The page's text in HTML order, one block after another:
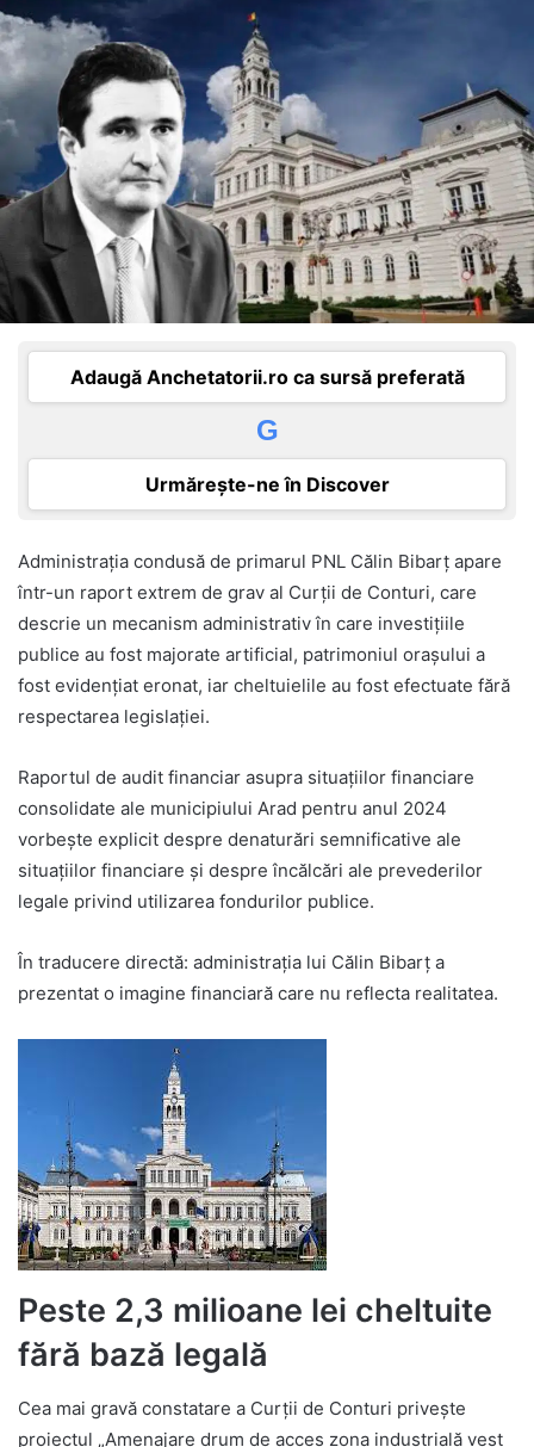
email
Adaugă Anchetatorii.ro ca sursă preferată
G
Urmărește-ne în Discover
Administrația condusă de primarul PNL Călin Bibarț apare
într-un raport extrem de grav al Curții de Conturi, care
descrie un mecanism administrativ în care investițiile
publice au fost majorate artificial, patrimoniul orașului a
fost evidențiat eronat, iar cheltuielile au fost efectuate fără
respectarea legislației.
Raportul de audit financiar asupra situațiilor financiare
consolidate ale municipiului Arad pentru anul 2024
vorbește explicit despre denaturări semnificative ale
situațiilor financiare și despre încălcări ale prevederilor
legale privind utilizarea fondurilor publice.
În traducere directă: administrația lui Călin Bibarț a
prezentat o imagine financiară care nu reflecta realitatea.
Peste 2,3 milioane lei cheltuite
fără bază legală
Cea mai gravă constatare a Curții de Conturi privește
proiectul „Amenajare drum de acces zona industrială vest